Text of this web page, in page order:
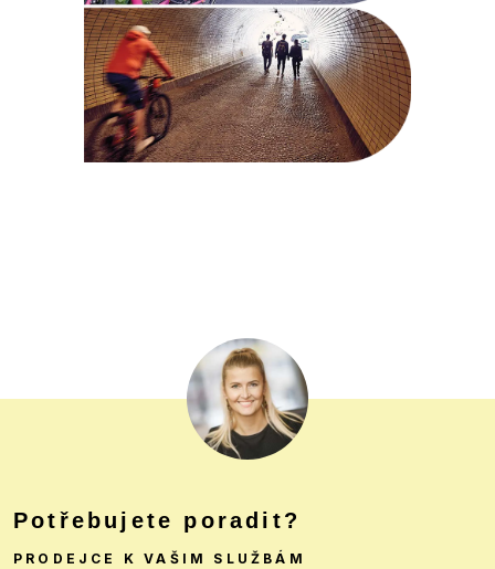
Potřebujete poradit?
PRODEJCE K VAŠIM SLUŽBÁM